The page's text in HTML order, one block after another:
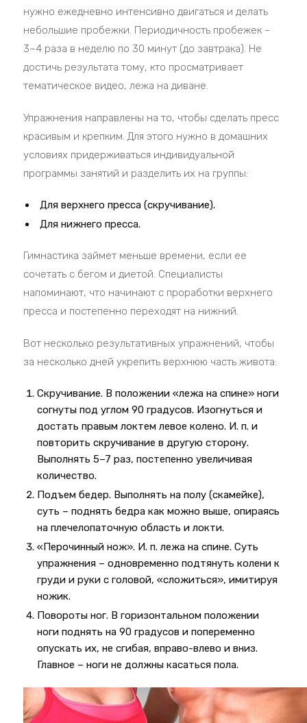
нужно ежедневно интенсивно двигаться и делать
небольшие пробежки. Периодичность пробежек –
3–4 раза в неделю по 30 минут (до завтрака). Не
достичь результата тому, кто просматривает
тематическое видео, лежа на диване.
Упражнения направлены на то, чтобы сделать пресс
красивым и крепким. Для этого нужно в домашних
условиях придерживаться индивидуальной
программы занятий и разделить их на группы:
Для верхнего пресса (скручивание).
Для нижнего пресса.
Гимнастика займет меньше времени, если ее
сочетать с бегом и диетой. Специалисты
напоминают, что начинают с проработки верхнего
пресса и постепенно переходят на нижний.
Вот несколько результативных упражнений, чтобы
за несколько дней укрепить верхнюю часть живота:
Скручивание. В положении «лежа на спине» ноги
согнуты под углом 90 градусов. Изогнуться и
достать правым локтем левое колено. И. п. и
повторить скручивание в другую сторону.
Выполнять 5–7 раз, постепенно увеличивая
количество.
Подъем бедер. Выполнять на полу (скамейке),
суть – поднять бедра как можно выше, опираясь
на плечелопаточную область и локти.
«Перочинный нож». И. п. лежа на спине. Суть
упражнения – одновременно подтянуть колени к
груди и руки с головой, «сложиться», имитируя
ножик.
Повороты ног. В горизонтальном положении
ноги поднять на 90 градусов и попеременно
опускать их, не сгибая, вправо-влево и вниз.
Главное – ноги не должны касаться пола.